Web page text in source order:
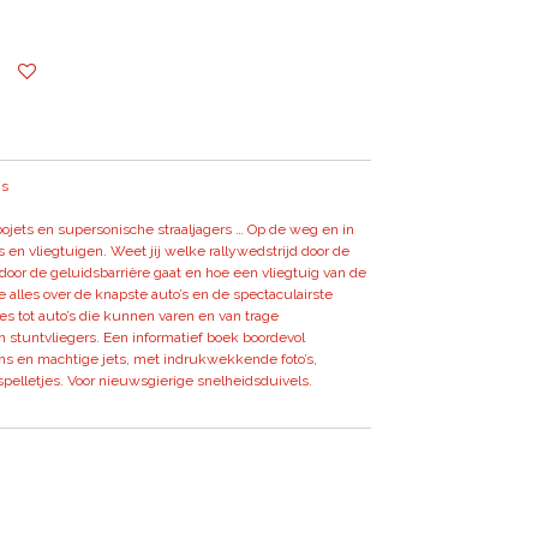
en supersonische straaljagers … Op de weg en in
en vliegtuigen. Weet jij welke rallywedstrijd door de
de geluidsbarrière gaat en hoe een vliegtuig van de
over de knapste auto’s en de spectaculairste
tot auto’s die kunnen varen en van trage
Een informatief boek boordevol
en machtige jets, met indrukwekkende foto’s,
Voor nieuwsgierige snelheidsduivels.